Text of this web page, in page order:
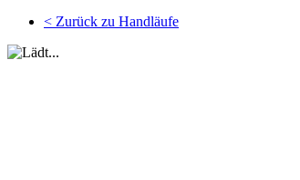
< Zurück zu Handläufe